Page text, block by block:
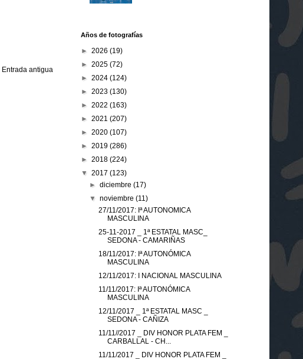
Entrada antigua
Años de fotografías
► 2026 (19)
► 2025 (72)
► 2024 (124)
► 2023 (130)
► 2022 (163)
► 2021 (207)
► 2020 (107)
► 2019 (286)
► 2018 (224)
▼ 2017 (123)
►diciembre(17)
▼noviembre(11)
27/11/2017: Iª AUTONOMICA
MASCULINA
25-11-2017 _ 1ª ESTATAL MASC_
SEDONA - CAMARIÑAS
18/11/2017: Iª AUTONÓMICA
MASCULINA
12/11/2017: I NACIONAL MASCULINA
11/11/2017: Iª AUTONÓMICA
MASCULINA
12/11/2017 _ 1ª ESTATAL MASC _
SEDONA - CAÑIZA
11/11//2017 _ DIV HONOR PLATA FEM _
CARBALLAL - CH...
11/11/2017 _ DIV HONOR PLATA FEM _